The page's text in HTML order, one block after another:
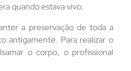
quando estava vivo.
a preservação de toda a
antigamente. Para realizar o
o corpo, o profissional